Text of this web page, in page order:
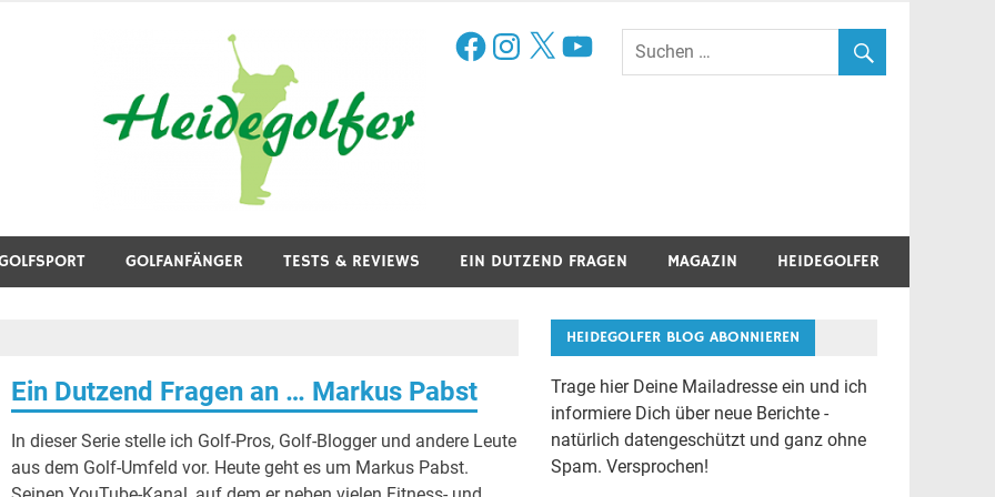
FacebookInstagram
X YouTube
GOLFANFÄNGER TESTS & REVIEWS EIN DUTZEND FRAGEN MAGAZIN HEIDEGOLFER
Ein Dutzend Fragen an … Markus Pabst
In dieser Serie stelle ich Golf-Pros, Golf-Blogger und andere Leute
aus dem Golf-Umfeld vor. Heute geht es um Markus Pabst.
HEIDEGOLFER BLOG ABONNIEREN
Trage hier Deine Mailadresse ein und ich
informiere Dich über neue Berichte -
natürlich datengeschützt und ganz ohne
Spam. Versprochen!